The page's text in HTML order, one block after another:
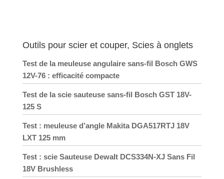
Outils pour scier et couper, Scies à onglets
Test de la meuleuse angulaire sans-fil Bosch GWS
12V-76 : efficacité compacte
Test de la scie sauteuse sans-fil Bosch GST 18V-
125 S
Test : meuleuse d’angle Makita DGA517RTJ 18V
LXT 125 mm
Test : scie Sauteuse Dewalt DCS334N-XJ Sans Fil
18V Brushless